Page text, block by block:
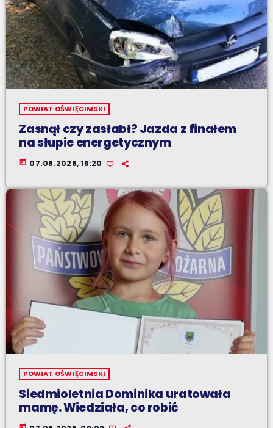
POWIAT OŚWIĘCIMSKI
Zasnął czy zasłabł? Jazda z finałem
na słupie energetycznym
today 07.08.2026, 16:20
POWIAT OŚWIĘCIMSKI
Siedmioletnia Dominika uratowała
mamę. Wiedziała, co robić